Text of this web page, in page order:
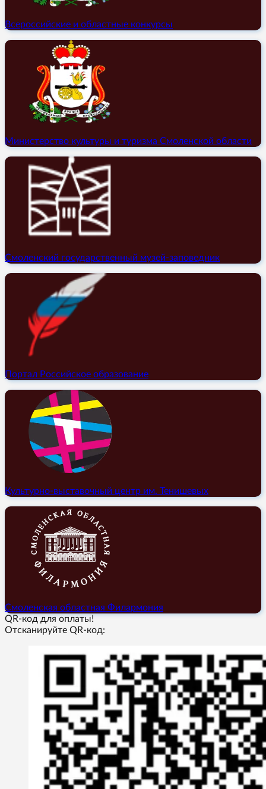
Всероссийские и областные конкурсы
Министерство культуры и туризма Смоленской области
Смоленский государственный музей-заповедник
Портал Российское образование
Культурно-выставочный центр им. Тенишевых
Смоленская областная Филармония
QR-код для оплаты!
Отсканируйте QR-код: